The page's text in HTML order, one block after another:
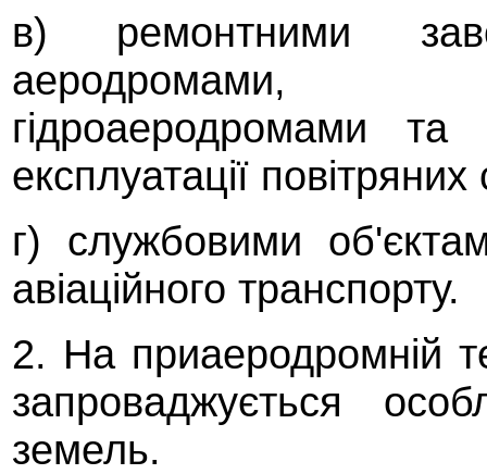
в) ремонтними
аеродромами,
гідроаеродромами
експлуатації
г) службовими
авіаційного транспорту.
2. На приаеродромній
запроваджується
земель.